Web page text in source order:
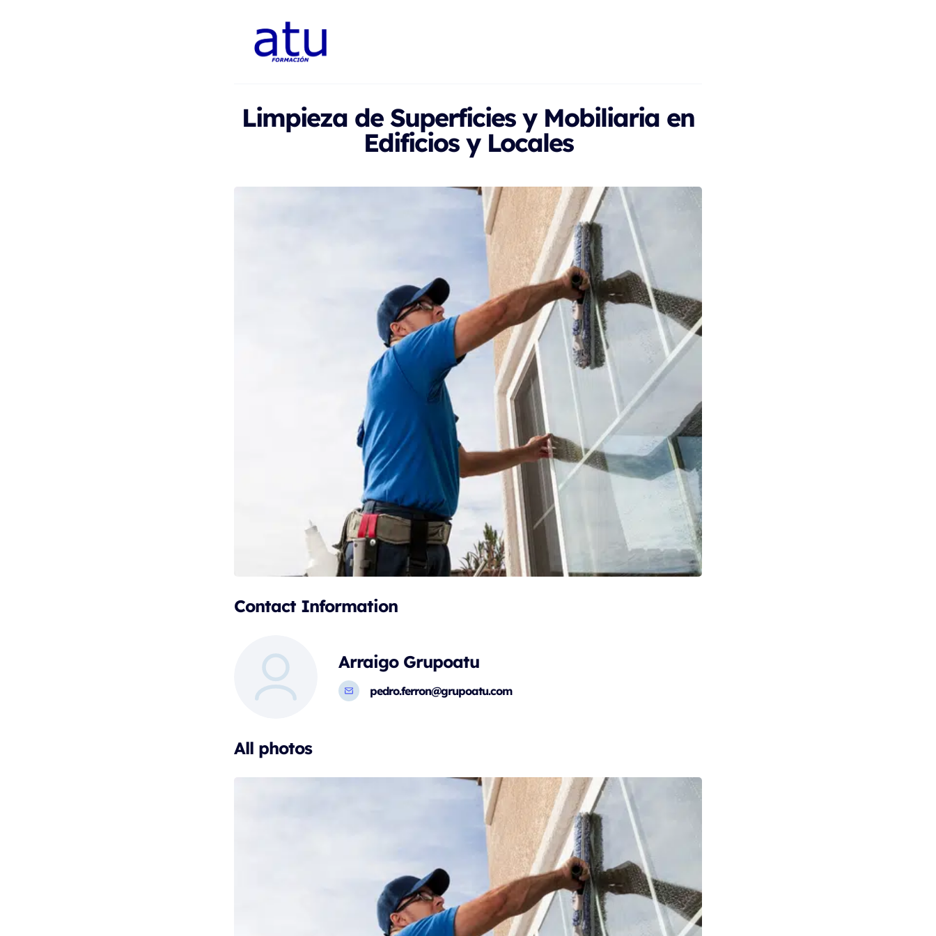
Limpieza de Superficies y Mobiliaria en
Edificios y Locales
Contact Information
Arraigo Grupoatu
pedro.ferron@grupoatu.com
All photos